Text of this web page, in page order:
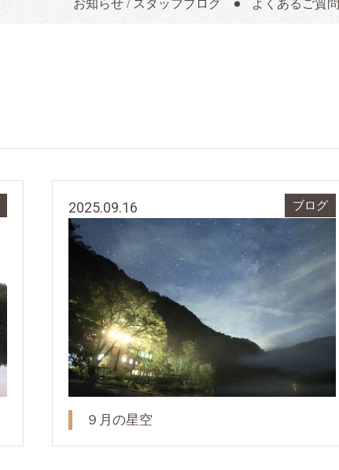
お知らせ / スタッフブログ よくあるご質問
2025.09.16 ブログ
９月の星空